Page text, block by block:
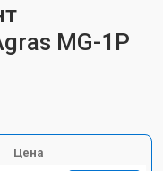
MG-1P
Цена